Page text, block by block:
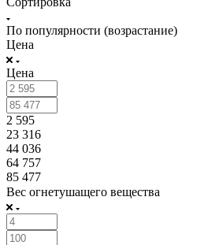
По популярности (возрастание)
Цена
Цена
2 595
23 316
44 036
64 757
85 477
Вес огнетушащего вещества